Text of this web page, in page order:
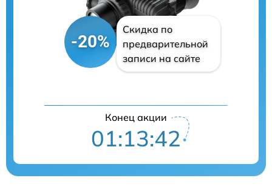
-20%
Скидка по
предварительной
записи на сайте
Конец акции
01:13:41